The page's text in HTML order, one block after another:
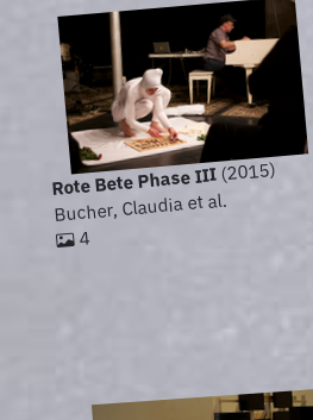
Rote Bete Phase III(2015)
Bucher, Claudia et al.
4